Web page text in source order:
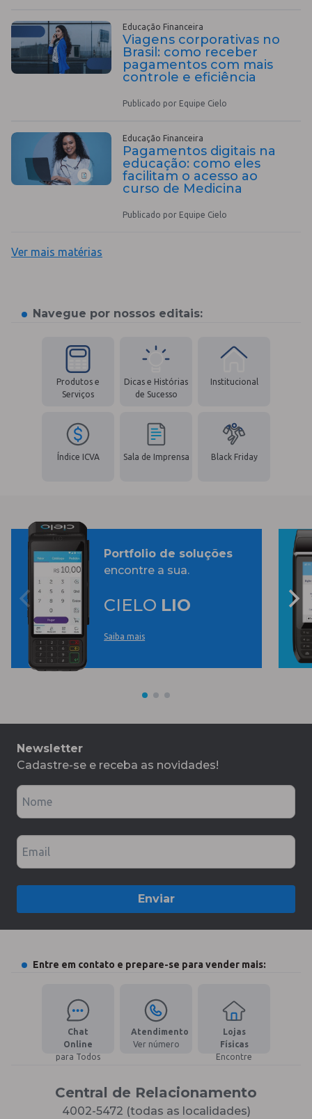
Educação Financeira
Viagens corporativas no
Brasil: como receber
pagamentos com mais
controle e eficiência
Publicado por Equipe Cielo
Educação Financeira
Pagamentos digitais na
educação: como eles
facilitam o acesso ao
curso de Medicina
Publicado por Equipe Cielo
Ver mais matérias
Navegue por nossos editais:
Produtos e
Serviços
Dicas e Histórias
de Sucesso
Institucional
Índice ICVA Sala de Imprensa Black Friday
Portfolio de soluções
encontre a sua.
CIELO LIO
Saiba mais
Newsletter
Cadastre-se e receba as novidades!
Nome
Email
Enviar
Entre em contato e prepare-se para vender mais:
Chat
Online
para Todos
Atendimento
Ver número
Lojas
Físicas
Encontre
Central de Relacionamento
4002-5472 (todas as localidades)